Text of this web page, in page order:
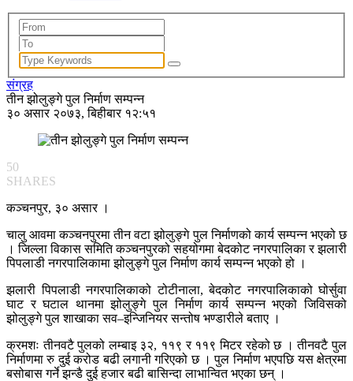
संग्रह
तीन झोलुङ्गे पुल निर्माण सम्पन्न
३० असार २०७३, बिहीबार १२:५१
50
SHARES
कञ्चनपुर, ३० असार ।
चालु आवमा कञ्चनपुरमा तीन वटा झोलुङ्गे पुल निर्माणको कार्य सम्पन्न भएको छ
। जिल्ला विकास समिति कञ्चनपुरको सहयोगमा बेदकोट नगरपालिका र झलारी
पिपलाडी नगरपालिकामा झोलुङ्गे पुल निर्माण कार्य सम्पन्न भएको हो ।
झलारी पिपलाडी नगरपालिकाको टोटीनाला, बेदकोट नगरपालिकाको घोर्सुवा
घाट र घटाल थानमा झोलुङ्गे पुल निर्माण कार्य सम्पन्न भएको जिविसको
झोलुङ्गे पुल शाखाका सव–इन्जिनियर सन्तोष भण्डारीले बताए ।
क्रमशः तीनवटै पुलको लम्बाइ ३२, ११९ र ११९ मिटर रहेको छ । तीनवटै पुल
निर्माणमा रु दुई करोड बढी लगानी गरिएको छ । पुल निर्माण भएपछि यस क्षेत्रमा
बसोबास गर्ने झन्डै दुई हजार बढी बासिन्दा लाभान्वित भएका छन् ।